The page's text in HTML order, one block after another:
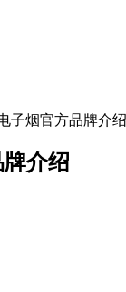
子烟官方品牌介绍
介绍